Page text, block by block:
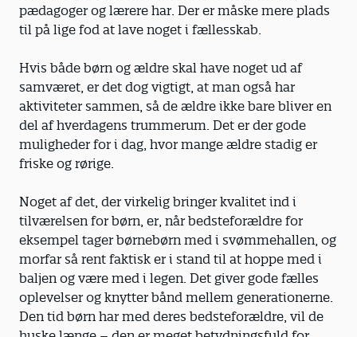
pædagoger og lærere har. Der er måske mere plads
til på lige fod at lave noget i fællesskab.
Hvis både børn og ældre skal have noget ud af
samværet, er det dog vigtigt, at man også har
aktiviteter sammen, så de ældre ikke bare bliver en
del af hverdagens trummerum. Det er der gode
muligheder for i dag, hvor mange ældre stadig er
friske og rørige.
Noget af det, der virkelig bringer kvalitet ind i
tilværelsen for børn, er, når bedsteforældre for
eksempel tager børnebørn med i svømmehallen, og
morfar så rent faktisk er i stand til at hoppe med i
baljen og være med i legen. Det giver gode fælles
oplevelser og knytter bånd mellem generationerne.
Den tid børn har med deres bedsteforældre, vil de